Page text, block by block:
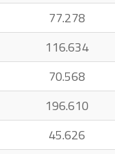
77.278
116.634
70.568
196.610
45.626